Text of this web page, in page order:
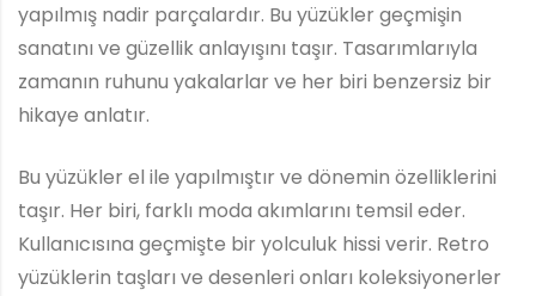
yapılmış nadir parçalardır. Bu yüzükler geçmişin
sanatını ve güzellik anlayışını taşır. Tasarımlarıyla
zamanın ruhunu yakalarlar ve her biri benzersiz bir
hikaye anlatır.
Bu yüzükler el ile yapılmıştır ve dönemin özelliklerini
taşır. Her biri, farklı moda akımlarını temsil eder.
Kullanıcısına geçmişte bir yolculuk hissi verir. Retro
yüzüklerin taşları ve desenleri onları koleksiyonerler